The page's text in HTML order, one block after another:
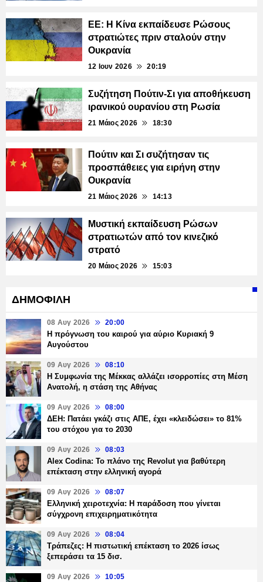
ΕΕ: Η Κίνα εκπαίδευσε Ρώσους
στρατιώτες πριν σταλούν στην
Ουκρανία
12 Ιουν 2026 20:19
Συζήτηση Πούτιν-Σι για αποθήκευση
ιρανικού ουρανίου στη Ρωσία
21 Μάιος 2026 18:30
Πούτιν και Σι συζήτησαν τις
προσπάθειες για ειρήνη στην
Ουκρανία
21 Μάιος 2026 14:13
Μυστική εκπαίδευση Ρώσων
στρατιωτών από τον κινεζικό
στρατό
20 Μάιος 2026 15:03
ΔΗΜΟΦΙΛΗ
08 Αυγ 2026 20:00
Η πρόγνωση του καιρού για αύριο Κυριακή 9
Αυγούστου
09 Αυγ 2026 08:10
Η Συμφωνία της Μέκκας αλλάζει ισορροπίες στη Μέση
Ανατολή, η στάση της Αθήνας
09 Αυγ 2026 08:00
ΔΕΗ: Πατάει γκάζι στις ΑΠΕ, έχει «κλειδώσει» το 81%
του στόχου για το 2030
09 Αυγ 2026 08:03
Alex Codina: Το πλάνο της Revolut για βαθύτερη
επέκταση στην ελληνική αγορά
09 Αυγ 2026 08:07
Ελληνική χειροτεχνία: Η παράδοση που γίνεται
σύγχρονη επιχειρηματικότητα
09 Αυγ 2026 08:04
Τράπεζες: H πιστωτική επέκταση το 2026 ίσως
ξεπεράσει τα 15 δισ.
09 Αυγ 2026 10:05